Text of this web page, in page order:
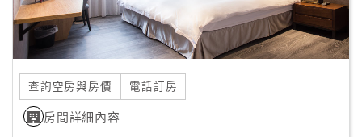
訂
單
管
理
查詢空房與房價 電話訂房
房間詳細內容